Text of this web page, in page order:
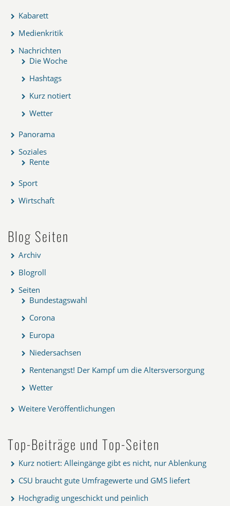
Kabarett
Medienkritik
Nachrichten
Die Woche
Hashtags
Kurz notiert
Wetter
Panorama
Soziales
Rente
Sport
Wirtschaft
Blog Seiten
Archiv
Blogroll
Seiten
Bundestagswahl
Corona
Europa
Niedersachsen
Rentenangst! Der Kampf um die Altersversorgung
Wetter
Weitere Veröffentlichungen
Top-Beiträge und Top-Seiten
Kurz notiert: Alleingänge gibt es nicht, nur Ablenkung
CSU braucht gute Umfragewerte und GMS liefert
Hochgradig ungeschickt und peinlich